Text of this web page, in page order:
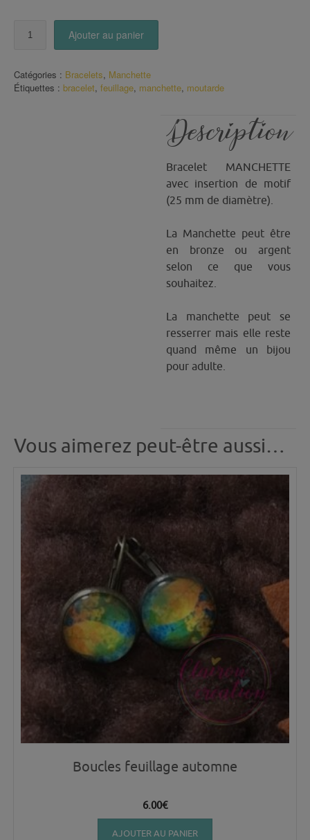
Manchette
Feuillage
sur
Ajouter au panier
Catégories : Bracelets, Manchette
Étiquettes : bracelet, feuillage, manchette, moutarde
Description
Bracelet MANCHETTE
avec insertion de motif
(25 mm de diamètre).
La Manchette peut être
en bronze ou argent
selon ce que vous
souhaitez.
La manchette peut se
resserrer mais elle reste
quand même un bijou
pour adulte.
Vous aimerez peut-être aussi…
Boucles feuillage automne
6.00€
AJOUTER AU PANIER